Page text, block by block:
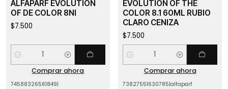
ALFAPARF EVOLUTION
OF DE COLOR 8NI
$7.500
Cantidad
Comprar ahora
EVOLUTION OF THE
COLOR 8.1 60ML RUBIO
CLARO CENIZA
$7.500
Cantidad
Comprar ahora
74588326561849| 73827551630785|alfaparf